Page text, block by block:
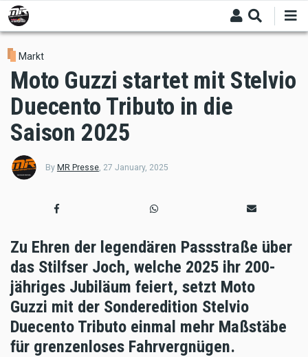
Skip
to
main
content
Markt
Moto Guzzi startet mit Stelvio
Duecento Tributo in die
Saison 2025
By MR Presse, 27 January, 2025
Zu Ehren der legendären Passstraße über
das Stilfser Joch, welche 2025 ihr 200-
jähriges Jubiläum feiert, setzt Moto
Guzzi mit der Sonderedition Stelvio
Duecento Tributo einmal mehr Maßstäbe
für grenzenloses Fahrvergnügen.